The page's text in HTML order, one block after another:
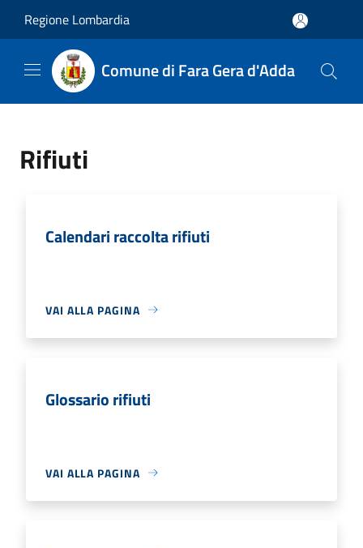
Regione Lombardia
Comune di Fara Gera d'Adda
Rifiuti
Calendari raccolta rifiuti
VAI ALLA PAGINA
Glossario rifiuti
VAI ALLA PAGINA